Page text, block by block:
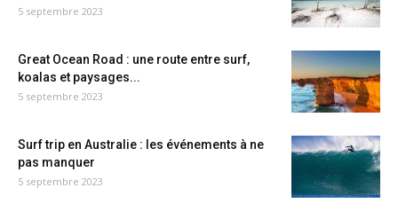
5 septembre 2023
Great Ocean Road : une route entre surf,
koalas et paysages...
5 septembre 2023
Surf trip en Australie : les événements à ne
pas manquer
5 septembre 2023